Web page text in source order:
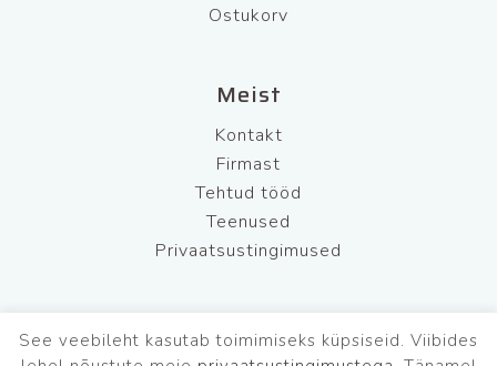
Ostukorv
Meist
Kontakt
Firmast
Tehtud tööd
Teenused
Privaatsustingimused
BFL Security OÜ Tel: +372 681 7220
See veebileht kasutab toimimiseks küpsiseid. Viibides